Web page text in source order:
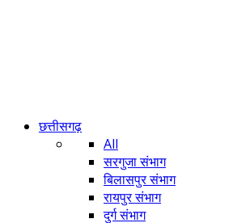
छत्तीसगढ़
All
सरगुजा संभाग
बिलासपुर संभाग
रायपुर संभाग
दुर्ग संभाग